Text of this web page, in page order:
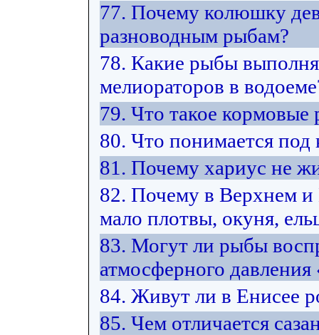
77. Почему колюшку
разноводным рыбам?
78. Какие рыбы
мелиораторов в
79. Что такое кормовые
80. Что понимается под
81. Почему хариус не
82. Почему в Верхнем
мало плотвы, окуня,
83. Могут ли рыбы
атмосферного
84. Живут ли в Енисее
85. Чем отличается